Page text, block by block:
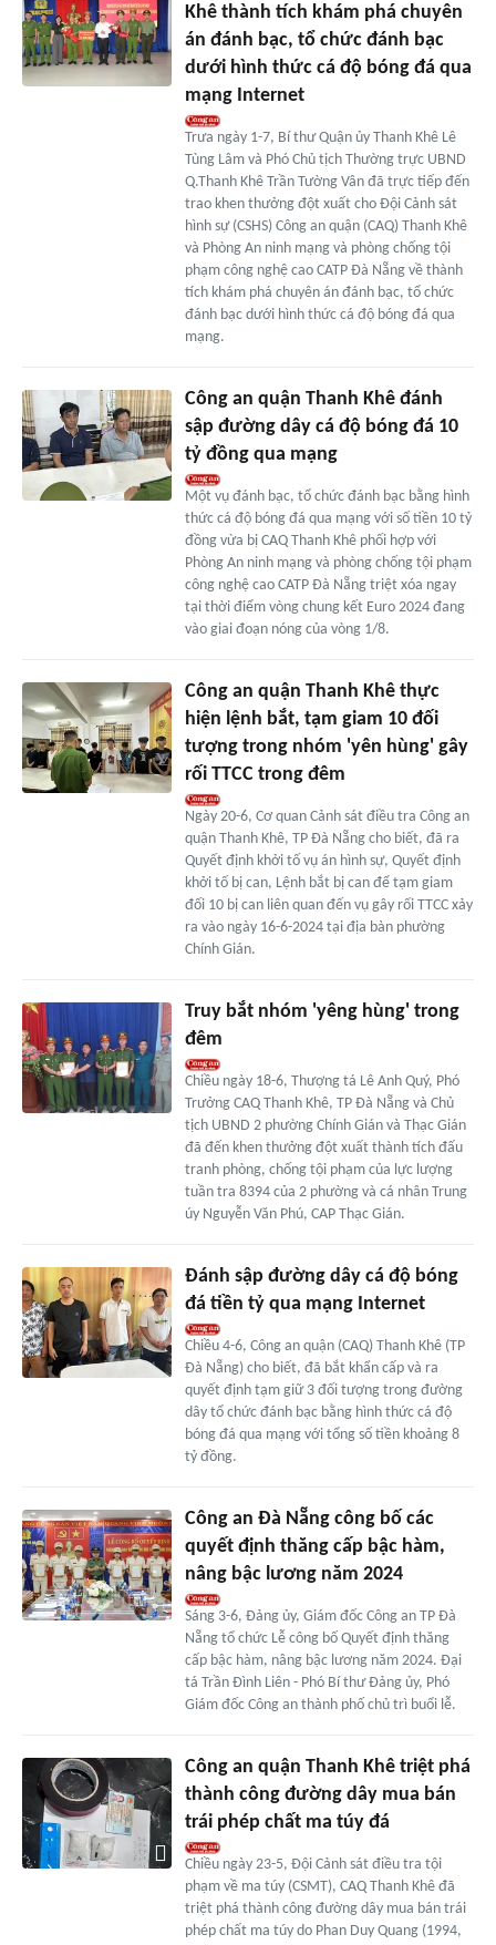
Khê thành tích khám phá chuyên
án đánh bạc, tổ chức đánh bạc
dưới hình thức cá độ bóng đá qua
mạng Internet
Trưa ngày 1-7, Bí thư Quận ủy Thanh Khê Lê
Tùng Lâm và Phó Chủ tịch Thường trực UBND
Q.Thanh Khê Trần Tường Vân đã trực tiếp đến
trao khen thưởng đột xuất cho Đội Cảnh sát
hình sự (CSHS) Công an quận (CAQ) Thanh Khê
và Phòng An ninh mạng và phòng chống tội
phạm công nghệ cao CATP Đà Nẵng về thành
tích khám phá chuyên án đánh bạc, tổ chức
đánh bạc dưới hình thức cá độ bóng đá qua
mạng.
Công an quận Thanh Khê đánh
sập đường dây cá độ bóng đá 10
tỷ đồng qua mạng
Một vụ đánh bạc, tổ chức đánh bạc bằng hình
thức cá độ bóng đá qua mạng với số tiền 10 tỷ
đồng vừa bị CAQ Thanh Khê phối hợp với
Phòng An ninh mạng và phòng chống tội phạm
công nghệ cao CATP Đà Nẵng triệt xóa ngay
tại thời điểm vòng chung kết Euro 2024 đang
vào giai đoạn nóng của vòng 1/8.
Công an quận Thanh Khê thực
hiện lệnh bắt, tạm giam 10 đối
tượng trong nhóm 'yên hùng' gây
rối TTCC trong đêm
Ngày 20-6, Cơ quan Cảnh sát điều tra Công an
quận Thanh Khê, TP Đà Nẵng cho biết, đã ra
Quyết định khởi tố vụ án hình sự, Quyết định
khởi tố bị can, Lệnh bắt bị can để tạm giam
đối 10 bị can liên quan đến vụ gây rối TTCC xảy
ra vào ngày 16-6-2024 tại địa bàn phường
Chính Gián.
Truy bắt nhóm 'yêng hùng' trong
đêm
Chiều ngày 18-6, Thượng tá Lê Anh Quý, Phó
Trưởng CAQ Thanh Khê, TP Đà Nẵng và Chủ
tịch UBND 2 phường Chính Gián và Thạc Gián
đã đến khen thưởng đột xuất thành tích đấu
tranh phòng, chống tội phạm của lực lượng
tuần tra 8394 của 2 phường và cá nhân Trung
úy Nguyễn Văn Phú, CAP Thạc Gián.
Đánh sập đường dây cá độ bóng
đá tiền tỷ qua mạng Internet
Chiều 4-6, Công an quận (CAQ) Thanh Khê (TP
Đà Nẵng) cho biết, đã bắt khẩn cấp và ra
quyết định tạm giữ 3 đối tượng trong đường
dây tổ chức đánh bạc bằng hình thức cá độ
bóng đá qua mạng với tổng số tiền khoảng 8
tỷ đồng.
Công an Đà Nẵng công bố các
quyết định thăng cấp bậc hàm,
nâng bậc lương năm 2024
Sáng 3-6, Đảng ủy, Giám đốc Công an TP Đà
Nẵng tổ chức Lễ công bố Quyết định thăng
cấp bậc hàm, nâng bậc lương năm 2024. Đại
tá Trần Đình Liên - Phó Bí thư Đảng ủy, Phó
Giám đốc Công an thành phố chủ trì buổi lễ.
Công an quận Thanh Khê triệt phá
thành công đường dây mua bán
trái phép chất ma túy đá
Chiều ngày 23-5, Đội Cảnh sát điều tra tội
phạm về ma túy (CSMT), CAQ Thanh Khê đã
triệt phá thành công đường dây mua bán trái
phép chất ma túy do Phan Duy Quang (1994,